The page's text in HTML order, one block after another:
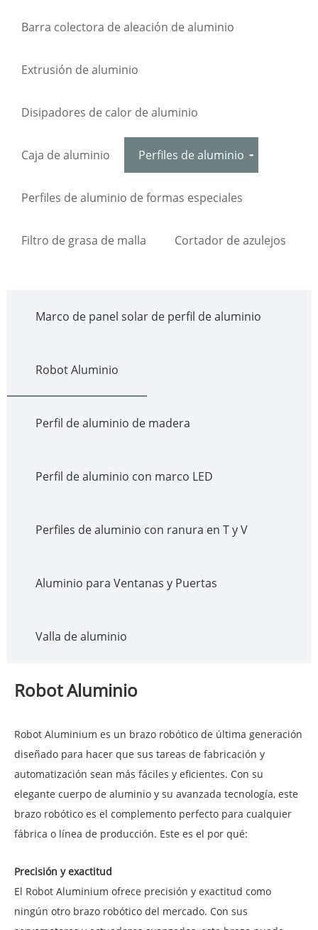
Barra colectora de aleación de aluminio
Extrusión de aluminio
Disipadores de calor de aluminio
Caja de aluminio Perfiles de aluminio
Perfiles de aluminio de formas especiales
Filtro de grasa de malla Cortador de azulejos
Marco de panel solar de perfil de aluminio
Robot Aluminio
Perfil de aluminio de madera
Perfil de aluminio con marco LED
Perfiles de aluminio con ranura en T y V
Aluminio para Ventanas y Puertas
Valla de aluminio
Robot Aluminio
Robot Aluminium es un brazo robótico de última generación
diseñado para hacer que sus tareas de fabricación y
automatización sean más fáciles y eficientes. Con su
elegante cuerpo de aluminio y su avanzada tecnología, este
brazo robótico es el complemento perfecto para cualquier
fábrica o línea de producción. Este es el por qué:
Precisión y exactitud
El Robot Aluminium ofrece precisión y exactitud como
ningún otro brazo robótico del mercado. Con sus